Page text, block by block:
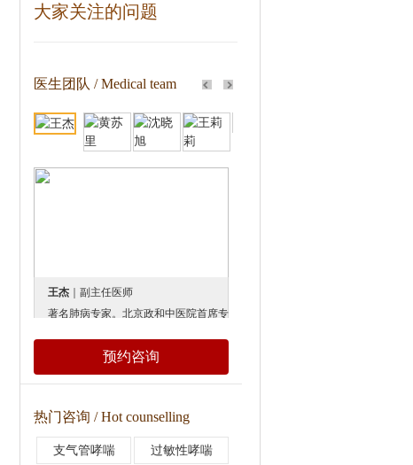
大家关注的问题
医生团队 / Medical team
王杰 ｜副主任医师
著名肺病专家。北京政和中医院首席专家。 世界中医学会及中华名医协会理事和香港中华中医药学院客座教授。中国老年学学会中医研究委员会委员，中华中医药学会肺病分会主任委员，国家中医药管理局“十一五”计划肺病重点专科负责人。 曾发表三部专著与40余篇论文，她总结40余年临床、教研经验，根据自研的理论--体质是疾病产生的根源，研究出获国家发明专利和美国博览会金奖的治疗肺部疾病和肺肾病的系列方剂。国内《健康报》、《中国妇女报》、《人民日报》、《科技日报》等十大媒体先后加以报道，
预约咨询
热门咨询 / Hot counselling
支气管哮喘 过敏性哮喘